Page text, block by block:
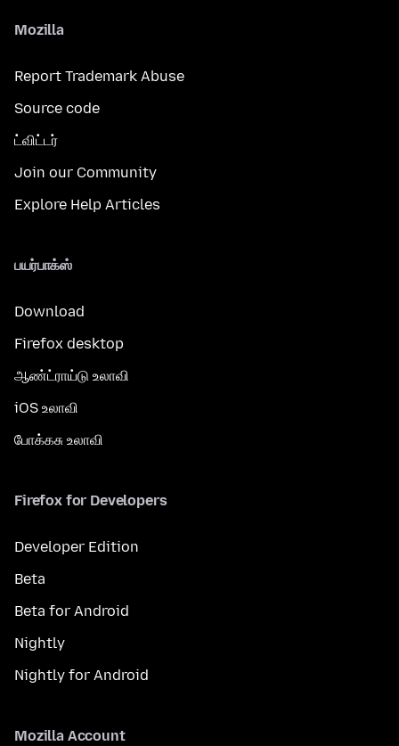
Mozilla
Report Trademark Abuse
Source code
ட்விட்டர்
Join our Community
Explore Help Articles
பயர்பாக்ஸ்
Download
Firefox desktop
ஆண்ட்ராய்டு உலாவி
iOS உலாவி
போக்கசு உலாவி
Firefox for Developers
Developer Edition
Beta
Beta for Android
Nightly
Nightly for Android
Mozilla Account